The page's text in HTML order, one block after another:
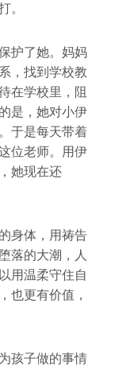
。
护了她。妈妈
，找到学校教
在学校里，阻
是，她对小伊
于是每天带着
位老师。用伊
她现在还
身体，用祷告
落的大潮，人
用温柔守住自
也更有价值，
孩子做的事情